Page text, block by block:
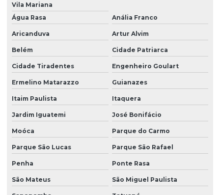
Reparo De Bomba Diesel Em São Paulo
Reparo De Bomba Injetora Diesel
Reparo De Injetor Diesel Sp
Reparo De Injetores Common Rail Em Sp
Reparo E Limpeza De Bicos Injetores
Retífica Completa De Bicos Injetores
Retífica De Bicos Injetores
Retífica De Carcaça De Bomba
Retífica De Injetores Diesel Sp
Retífica De Peças De Bomba Diesel Em Sp
Vila Mariana
Água Rasa
Anália Franco
Aricanduva Artur Alvim
Belém Cidade Patriarca
Cidade Tiradentes Engenheiro Goulart
Ermelino Matarazzo Guianazes
Itaim Paulista Itaquera
Jardim Iguatemi José Bonifácio
Moóca Parque do Carmo
Parque São Lucas Parque São Rafael
Penha Ponte Rasa
São Mateus São Miguel Paulista